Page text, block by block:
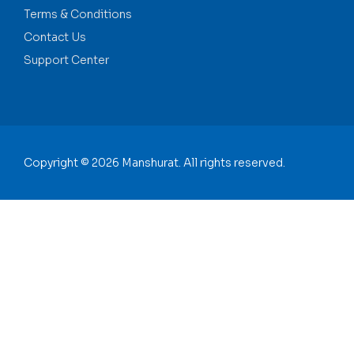
Terms & Conditions
Contact Us
Support Center
Copyright © 2026 Manshurat. All rights reserved.